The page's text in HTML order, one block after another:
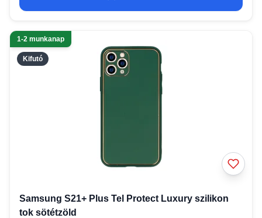
Kifutó
1-2 munkanap
Samsung S21+ Plus Tel Protect Luxury szilikon
tok sötétzöld